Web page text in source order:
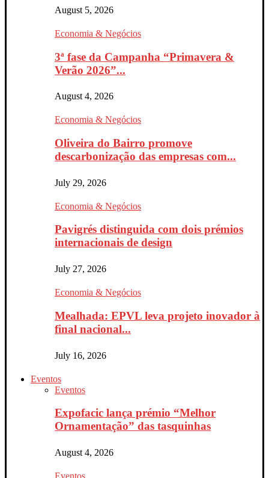
August 5, 2026
Economia & Negócios
3ª fase da Campanha “Primavera &
Verão 2026”...
August 4, 2026
Economia & Negócios
Oliveira do Bairro promove
descarbonização das empresas com...
July 29, 2026
Economia & Negócios
Pavigrés distinguida com dois prémios
internacionais de design
July 27, 2026
Economia & Negócios
Mealhada: EPVL leva projeto inovador à
final nacional...
July 16, 2026
Eventos
Eventos
Expofacic lança prémio “Melhor
Ornamentação” das tasquinhas
August 4, 2026
Eventos